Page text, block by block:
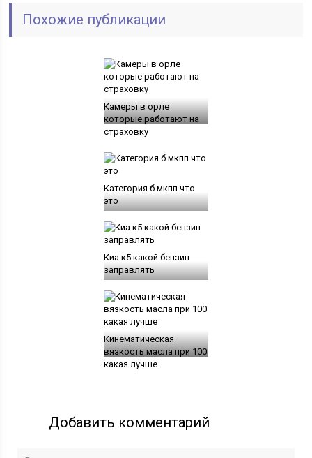
Похожие публикации
Камеры в орле
которые работают на
страховку
Категория б мкпп что
это
Киа к5 какой бензин
заправлять
Кинематическая
вязкость масла при 100
какая лучше
Добавить комментарий